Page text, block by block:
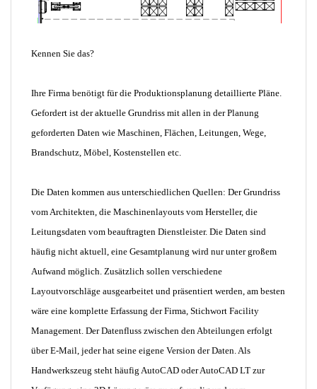
Kennen Sie das?
Ihre Firma benötigt für die Produktionsplanung detaillierte Pläne.
Gefordert ist der aktuelle Grundriss mit allen in der Planung
geforderten Daten wie Maschinen, Flächen, Leitungen, Wege,
Brandschutz, Möbel, Kostenstellen etc.
Die Daten kommen aus unterschiedlichen Quellen: Der Grundriss
vom Architekten, die Maschinenlayouts vom Hersteller, die
Leitungsdaten vom beauftragten Dienstleister. Die Daten sind
häufig nicht aktuell, eine Gesamtplanung wird nur unter großem
Aufwand möglich. Zusätzlich sollen verschiedene
Layoutvorschläge ausgearbeitet und präsentiert werden, am besten
wäre eine komplette Erfassung der Firma, Stichwort Facility
Management. Der Datenfluss zwischen den Abteilungen erfolgt
über E-Mail, jeder hat seine eigene Version der Daten. Als
Handwerkszeug steht häufig AutoCAD oder AutoCAD LT zur